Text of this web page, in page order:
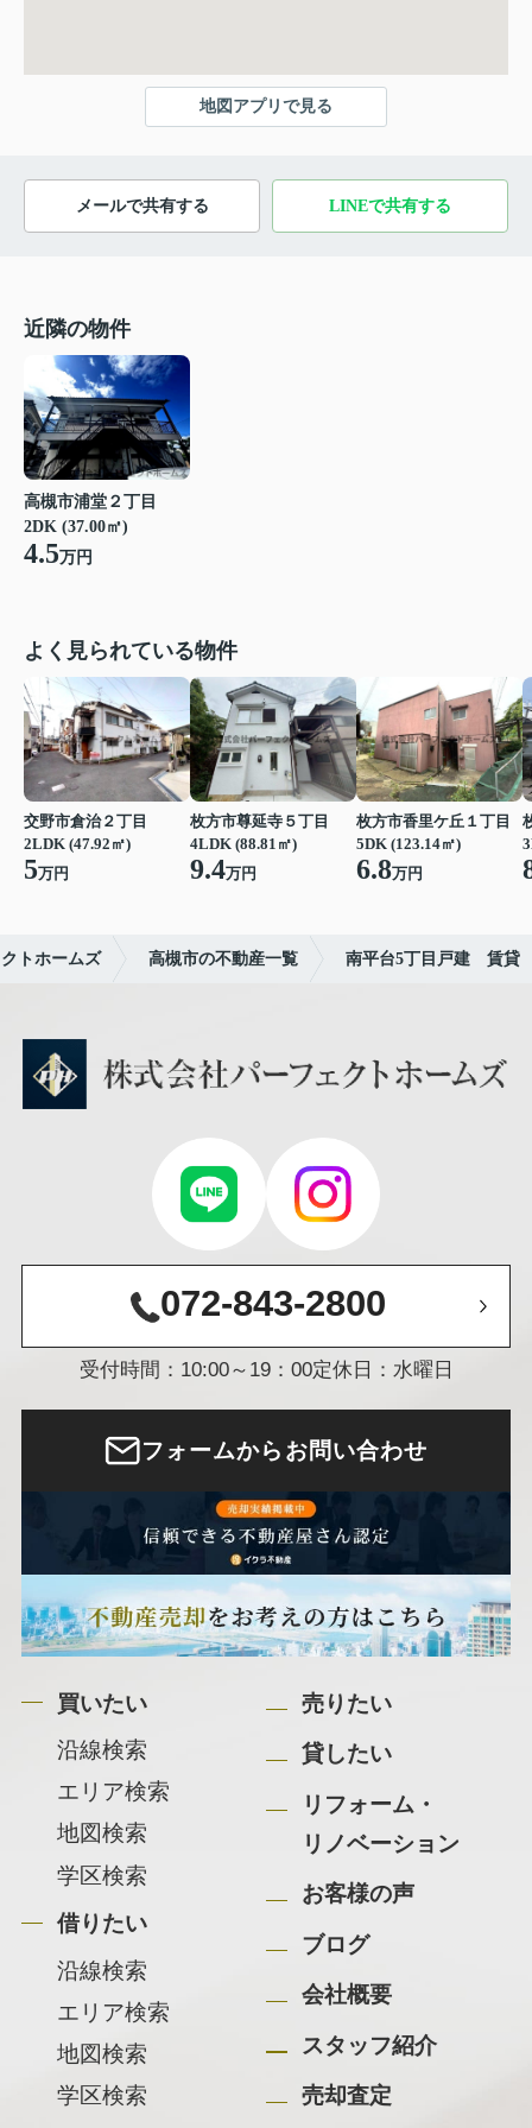
地図アプリで見る
メールで共有する LINEで共有する
近隣の物件
高槻市浦堂２丁目
2DK (37.00㎡)
4.5万円
よく見られている物件
交野市倉治２丁目
2LDK (47.92㎡)
5万円
枚方市尊延寺５丁目
4LDK (88.81㎡)
9.4万円
枚方市香里ケ丘１丁目
5DK (123.14㎡)
6.8万円
トホームズ 高槻市の不動産一覧 南平台5丁目戸建 賃貸
072-843-2800
受付時間：10:00～19：00定休日：水曜日
フォームからお問い合わせ
買いたい
沿線検索
エリア検索
地図検索
学区検索
借りたい
沿線検索
エリア検索
地図検索
学区検索
売りたい
貸したい
リフォーム・
リノベーション
お客様の声
ブログ
会社概要
スタッフ紹介
売却査定